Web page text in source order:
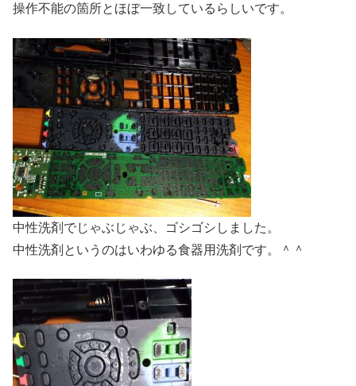
操作不能の箇所とほぼ一致しているらしいです。
中性洗剤でじゃぶじゃぶ、ゴシゴシしました。
中性洗剤というのはいわゆる食器用洗剤です。＾＾